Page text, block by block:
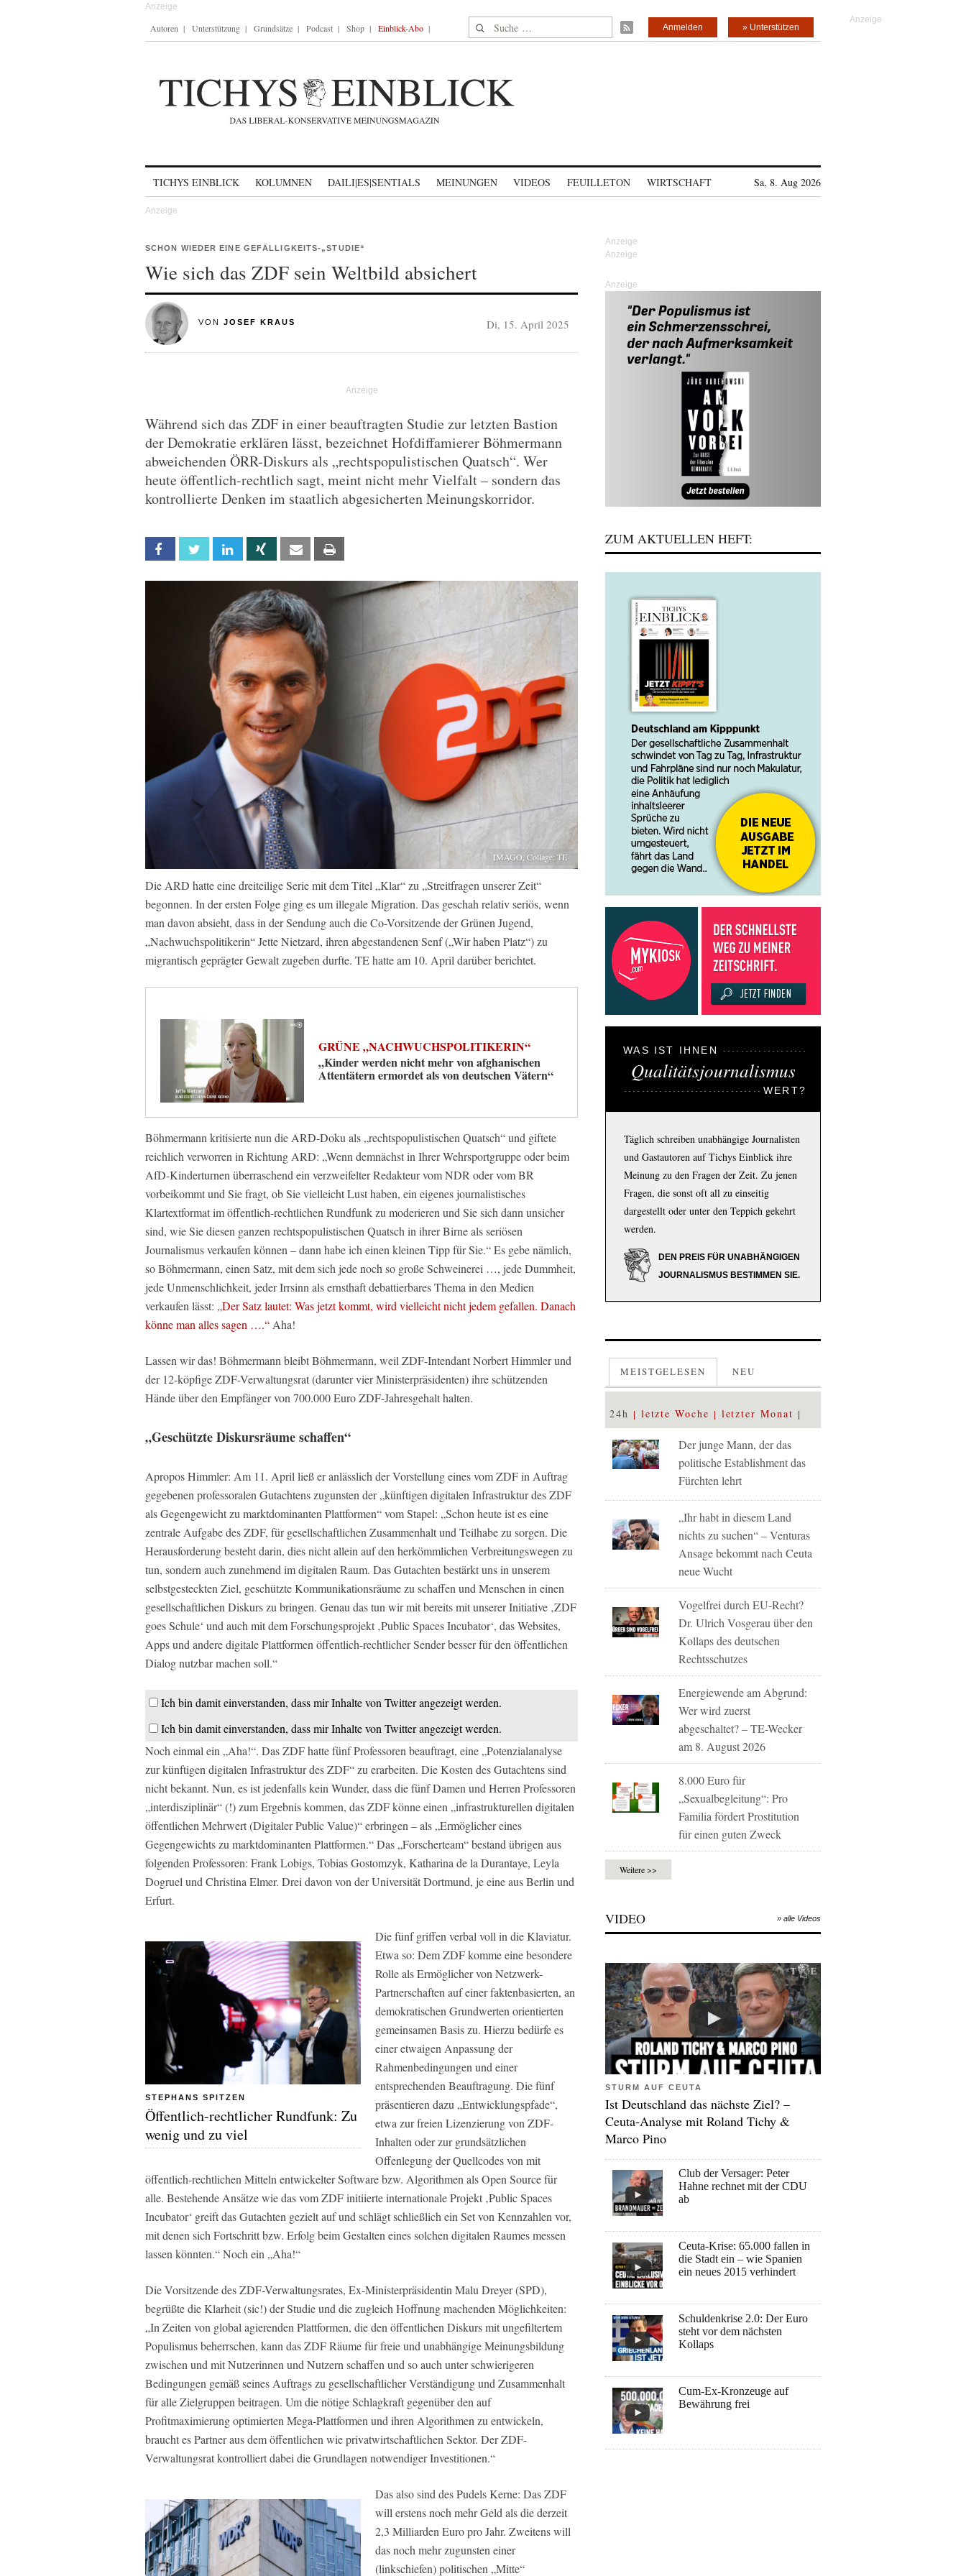
Autoren Unterstützung Grundsätze Podcast Shop Einblick-Abo Suche nach: » Unterstützen
Anmelden
TICHYS EINBLICK KOLUMNEN DAILI|ES|SENTIALS MEINUNGEN VIDEOS FEUILLETON WIRTSCHAFT Sa, 8. Aug 2026
SCHON WIEDER EINE GEFÄLLIGKEITS-„STUDIE“
Wie sich das ZDF sein Weltbild absichert
VON JOSEF KRAUS Di, 15. April 2025
Während sich das ZDF in einer beauftragten Studie zur letzten Bastion
der Demokratie erklären lässt, bezeichnet Hofdiffamierer Böhmermann
abweichenden ÖRR-Diskurs als „rechtspopulistischen Quatsch“. Wer
heute öffentlich-rechtlich sagt, meint nicht mehr Vielfalt – sondern das
kontrollierte Denken im staatlich abgesicherten Meinungskorridor.
Facebook Twitter Linkedin Xing Email
IMAGO, Collage: TE
Die ARD hatte eine dreiteilige Serie mit dem Titel „Klar“ zu „Streitfragen unserer Zeit“
begonnen. In der ersten Folge ging es um illegale Migration. Das geschah relativ seriös, wenn
man davon absieht, dass in der Sendung auch die Co-Vorsitzende der Grünen Jugend,
„Nachwuchspolitikerin“ Jette Nietzard, ihren abgestandenen Senf („Wir haben Platz“) zu
migrantisch geprägter Gewalt zugeben durfte. TE hatte am 10. April darüber berichtet.
GRÜNE „NACHWUCHSPOLITIKERIN“
„Kinder werden nicht mehr von afghanischen
Attentätern ermordet als von deutschen Vätern“
Böhmermann kritisierte nun die ARD-Doku als „rechtspopulistischen Quatsch“ und giftete
reichlich verworren in Richtung ARD: „Wenn demnächst in Ihrer Wehrsportgruppe oder beim
AfD-Kinderturnen überraschend ein verzweifelter Redakteur vom NDR oder vom BR
vorbeikommt und Sie fragt, ob Sie vielleicht Lust haben, ein eigenes journalistisches
Klartextformat im öffentlich-rechtlichen Rundfunk zu moderieren und Sie sich dann unsicher
sind, wie Sie diesen ganzen rechtspopulistischen Quatsch in ihrer Birne als seriösen
Journalismus verkaufen können – dann habe ich einen kleinen Tipp für Sie.“ Es gebe nämlich,
so Böhmermann, einen Satz, mit dem sich jede noch so große Schweinerei …, jede Dummheit,
jede Unmenschlichkeit, jeder Irrsinn als ernsthaft debattierbares Thema in den Medien
verkaufen lässt: „Der Satz lautet: Was jetzt kommt, wird vielleicht nicht jedem gefallen. Danach
könne man alles sagen ….“ Aha!
Lassen wir das! Böhmermann bleibt Böhmermann, weil ZDF-Intendant Norbert Himmler und
der 12-köpfige ZDF-Verwaltungsrat (darunter vier Ministerpräsidenten) ihre schützenden
Hände über den Empfänger von 700.000 Euro ZDF-Jahresgehalt halten.
„Geschützte Diskursräume schaffen“
Apropos Himmler: Am 11. April ließ er anlässlich der Vorstellung eines vom ZDF in Auftrag
gegebenen professoralen Gutachtens zugunsten der „künftigen digitalen Infrastruktur des ZDF
als Gegengewicht zu marktdominanten Plattformen“ vom Stapel: „Schon heute ist es eine
zentrale Aufgabe des ZDF, für gesellschaftlichen Zusammenhalt und Teilhabe zu sorgen. Die
Herausforderung besteht darin, dies nicht allein auf den herkömmlichen Verbreitungswegen zu
tun, sondern auch zunehmend im digitalen Raum. Das Gutachten bestärkt uns in unserem
selbstgesteckten Ziel, geschützte Kommunikationsräume zu schaffen und Menschen in einen
gesellschaftlichen Diskurs zu bringen. Genau das tun wir mit bereits mit unserer Initiative ‚ZDF
goes Schule‘ und auch mit dem Forschungsprojekt ‚Public Spaces Incubator‘, das Websites,
Apps und andere digitale Plattformen öffentlich-rechtlicher Sender besser für den öffentlichen
Dialog nutzbar machen soll.“
Ich bin damit einverstanden, dass mir Inhalte von Twitter angezeigt werden.
Ich bin damit einverstanden, dass mir Inhalte von Twitter angezeigt werden.
Noch einmal ein „Aha!“. Das ZDF hatte fünf Professoren beauftragt, eine „Potenzialanalyse
zur künftigen digitalen Infrastruktur des ZDF“ zu erarbeiten. Die Kosten des Gutachtens sind
nicht bekannt. Nun, es ist jedenfalls kein Wunder, dass die fünf Damen und Herren Professoren
„interdisziplinär“ (!) zum Ergebnis kommen, das ZDF könne einen „infrastrukturellen digitalen
öffentlichen Mehrwert (Digitaler Public Value)“ erbringen – als „Ermöglicher eines
Gegengewichts zu marktdominanten Plattformen.“ Das „Forscherteam“ bestand übrigen aus
folgenden Professoren: Frank Lobigs, Tobias Gostomzyk, Katharina de la Durantaye, Leyla
Dogruel und Christina Elmer. Drei davon von der Universität Dortmund, je eine aus Berlin und
Erfurt.
STEPHANS SPITZEN
Öffentlich-rechtlicher Rundfunk: Zu
wenig und zu viel
Die fünf griffen verbal voll in die Klaviatur.
Etwa so: Dem ZDF komme eine besondere
Rolle als Ermöglicher von Netzwerk-
Partnerschaften auf einer faktenbasierten, an
demokratischen Grundwerten orientierten
gemeinsamen Basis zu. Hierzu bedürfe es
einer etwaigen Anpassung der
Rahmenbedingungen und einer
entsprechenden Beauftragung. Die fünf
präsentieren dazu „Entwicklungspfade“,
etwa zur freien Lizenzierung von ZDF-
Inhalten oder zur grundsätzlichen
Offenlegung der Quellcodes von mit
öffentlich-rechtlichen Mitteln entwickelter Software bzw. Algorithmen als Open Source für
alle. Bestehende Ansätze wie das vom ZDF initiierte internationale Projekt ‚Public Spaces
Incubator‘ greift das Gutachten gezielt auf und schlägt schließlich ein Set von Kennzahlen vor,
mit denen sich Fortschritt bzw. Erfolg beim Gestalten eines solchen digitalen Raumes messen
lassen könnten.“ Noch ein „Aha!“
Die Vorsitzende des ZDF-Verwaltungsrates, Ex-Ministerpräsidentin Malu Dreyer (SPD),
begrüßte die Klarheit (sic!) der Studie und die zugleich Hoffnung machenden Möglichkeiten:
„In Zeiten von global agierenden Plattformen, die den öffentlichen Diskurs mit ungefiltertem
Populismus beherrschen, kann das ZDF Räume für freie und unabhängige Meinungsbildung
zwischen und mit Nutzerinnen und Nutzern schaffen und so auch unter schwierigeren
Bedingungen gemäß seines Auftrags zu gesellschaftlicher Verständigung und Zusammenhalt
für alle Zielgruppen beitragen. Um die nötige Schlagkraft gegenüber den auf
Profitmaximierung optimierten Mega-Plattformen und ihren Algorithmen zu entwickeln,
braucht es Partner aus dem öffentlichen wie privatwirtschaftlichen Sektor. Der ZDF-
Verwaltungsrat kontrolliert dabei die Grundlagen notwendiger Investitionen.“
Das also sind des Pudels Kerne: Das ZDF
will erstens noch mehr Geld als die derzeit
2,3 Milliarden Euro pro Jahr. Zweitens will
das noch mehr zugunsten einer
(linkschiefen) politischen „Mitte“
Anzeige
ZUM AKTUELLEN HEFT:
WAS IST IHNEN
Qualitätsjournalismus
WERT?
Täglich schreiben unabhängige Journalisten
und Gastautoren auf Tichys Einblick ihre
Meinung zu den Fragen der Zeit. Zu jenen
Fragen, die sonst oft all zu einseitig
dargestellt oder unter den Teppich gekehrt
werden.
DEN PREIS FÜR UNABHÄNGIGEN
JOURNALISMUS BESTIMMEN SIE.
MEISTGELESEN NEU
24h letzte Woche letzter Monat
Der junge Mann, der das
politische Establishment das
Fürchten lehrt
„Ihr habt in diesem Land
nichts zu suchen“ – Venturas
Ansage bekommt nach Ceuta
neue Wucht
Vogelfrei durch EU-Recht?
Dr. Ulrich Vosgerau über den
Kollaps des deutschen
Rechtsschutzes
Energiewende am Abgrund:
Wer wird zuerst
abgeschaltet? – TE-Wecker
am 8. August 2026
8.000 Euro für
„Sexualbegleitung“: Pro
Familia fördert Prostitution
für einen guten Zweck
Weitere >>
VIDEO » alle Videos
STURM AUF CEUTA
Ist Deutschland das nächste Ziel? –
Ceuta-Analyse mit Roland Tichy &
Marco Pino
Club der Versager: Peter
Hahne rechnet mit der CDU
ab
Ceuta-Krise: 65.000 fallen in
die Stadt ein – wie Spanien
ein neues 2015 verhindert
Schuldenkrise 2.0: Der Euro
steht vor dem nächsten
Kollaps
Cum-Ex-Kronzeuge auf
Bewährung frei